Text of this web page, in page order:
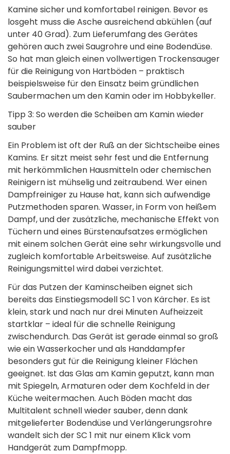
Kamine sicher und komfortabel reinigen. Bevor es
losgeht muss die Asche ausreichend abkühlen (auf
unter 40 Grad). Zum Lieferumfang des Gerätes
gehören auch zwei Saugrohre und eine Bodendüse.
So hat man gleich einen vollwertigen Trockensauger
für die Reinigung von Hartböden – praktisch
beispielsweise für den Einsatz beim gründlichen
Saubermachen um den Kamin oder im Hobbykeller.
Tipp 3: So werden die Scheiben am Kamin wieder
sauber
Ein Problem ist oft der Ruß an der Sichtscheibe eines
Kamins. Er sitzt meist sehr fest und die Entfernung
mit herkömmlichen Hausmitteln oder chemischen
Reinigern ist mühselig und zeitraubend. Wer einen
Dampfreiniger zu Hause hat, kann sich aufwendige
Putzmethoden sparen. Wasser, in Form von heißem
Dampf, und der zusätzliche, mechanische Effekt von
Tüchern und eines Bürstenaufsatzes ermöglichen
mit einem solchen Gerät eine sehr wirkungsvolle und
zugleich komfortable Arbeitsweise. Auf zusätzliche
Reinigungsmittel wird dabei verzichtet.
Für das Putzen der Kaminscheiben eignet sich
bereits das Einstiegsmodell SC 1 von Kärcher. Es ist
klein, stark und nach nur drei Minuten Aufheizzeit
startklar – ideal für die schnelle Reinigung
zwischendurch. Das Gerät ist gerade einmal so groß
wie ein Wasserkocher und als Handdampfer
besonders gut für die Reinigung kleiner Flächen
geeignet. Ist das Glas am Kamin geputzt, kann man
mit Spiegeln, Armaturen oder dem Kochfeld in der
Küche weitermachen. Auch Böden macht das
Multitalent schnell wieder sauber, denn dank
mitgelieferter Bodendüse und Verlängerungsrohre
wandelt sich der SC 1 mit nur einem Klick vom
Handgerät zum Dampfmopp.